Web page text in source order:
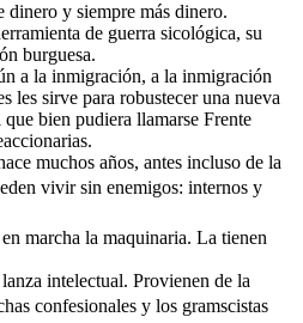
dinero y siempre más dinero.
de guerra sicológica, su
burguesa.
a la inmigración, a la inmigración
les sirve para robustecer una nueva
bien pudiera llamarse Frente
muchos años, antes incluso de la
vivir sin enemigos: internos y
marcha la maquinaria. La tienen
intelectual. Provienen de la
confesionales y los gramscistas